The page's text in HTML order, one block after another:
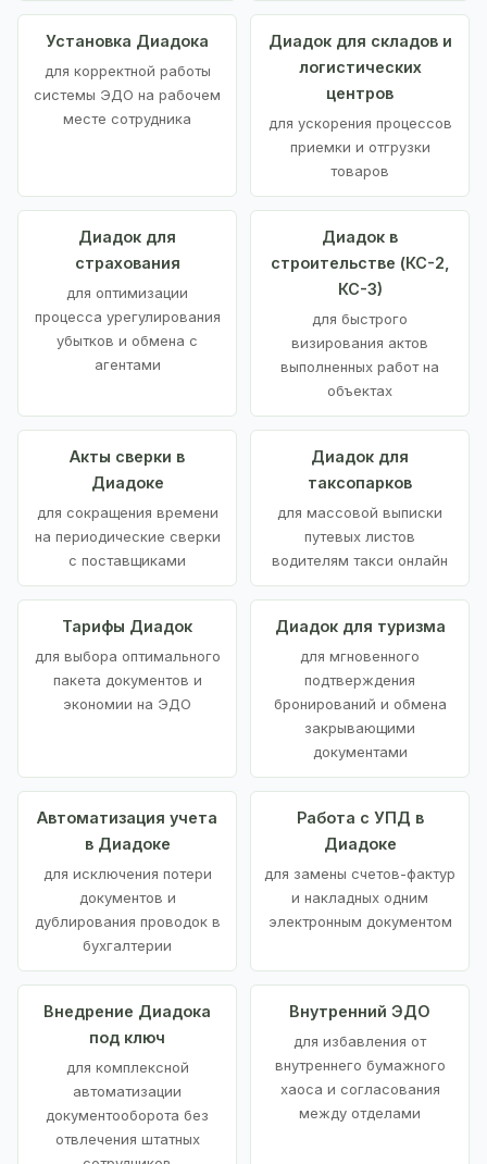
Установка Диадока
для корректной работы
системы ЭДО на рабочем
месте сотрудника
Диадок для складов и
логистических
центров
для ускорения процессов
приемки и отгрузки
товаров
Диадок для
страхования
для оптимизации
процесса урегулирования
убытков и обмена с
агентами
Диадок в
строительстве (КС-2,
КС-3)
для быстрого
визирования актов
выполненных работ на
объектах
Акты сверки в
Диадоке
для сокращения времени
на периодические сверки
с поставщиками
Диадок для
таксопарков
для массовой выписки
путевых листов
водителям такси онлайн
Тарифы Диадок
для выбора оптимального
пакета документов и
экономии на ЭДО
Диадок для туризма
для мгновенного
подтверждения
бронирований и обмена
закрывающими
документами
Автоматизация учета
в Диадоке
для исключения потери
документов и
дублирования проводок в
бухгалтерии
Работа с УПД в
Диадоке
для замены счетов-фактур
и накладных одним
электронным документом
Внедрение Диадока
под ключ
для комплексной
автоматизации
документооборота без
отвлечения штатных
Внутренний ЭДО
для избавления от
внутреннего бумажного
хаоса и согласования
между отделами